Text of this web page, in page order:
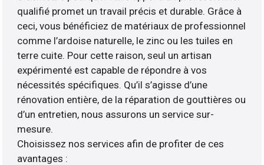
qualifié promet un travail précis et durable. Grâce à
ceci, vous bénéficiez de matériaux de professionnel
comme l’ardoise naturelle, le zinc ou les tuiles en
terre cuite. Pour cette raison, seul un artisan
expérimenté est capable de répondre à vos
nécessités spécifiques. Qu’il s’agisse d’une
rénovation entière, de la réparation de gouttières ou
d’un entretien, nous assurons un service sur-
mesure.
Choisissez nos services afin de profiter de ces
avantages :